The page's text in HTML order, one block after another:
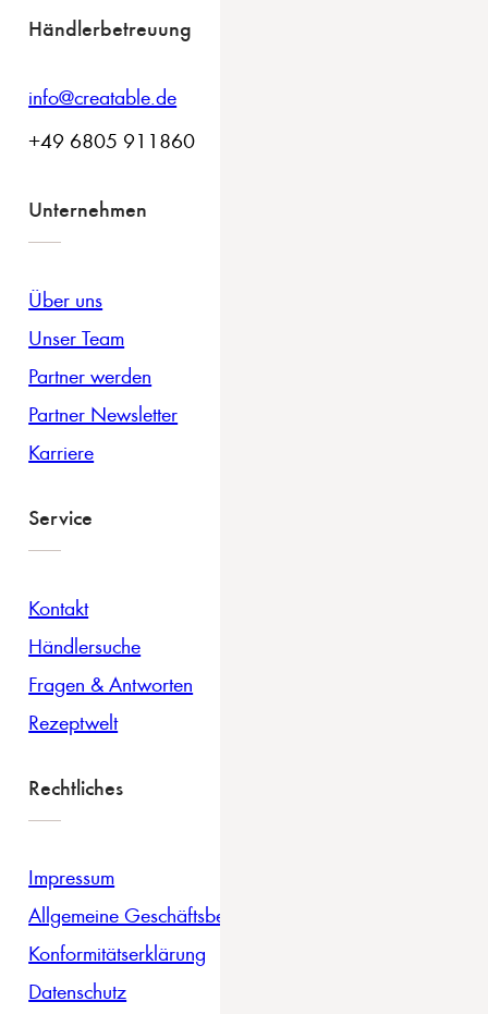
Händlerbetreuung
info@creatable.de
+49 6805 911860
Unternehmen
Über uns
Unser Team
Partner werden
Partner Newsletter
Karriere
Service
Kontakt
Händlersuche
Fragen & Antworten
Rezeptwelt
Rechtliches
Impressum
Allgemeine Geschäftsbedingungen
Konformitätserklärung
Datenschutz